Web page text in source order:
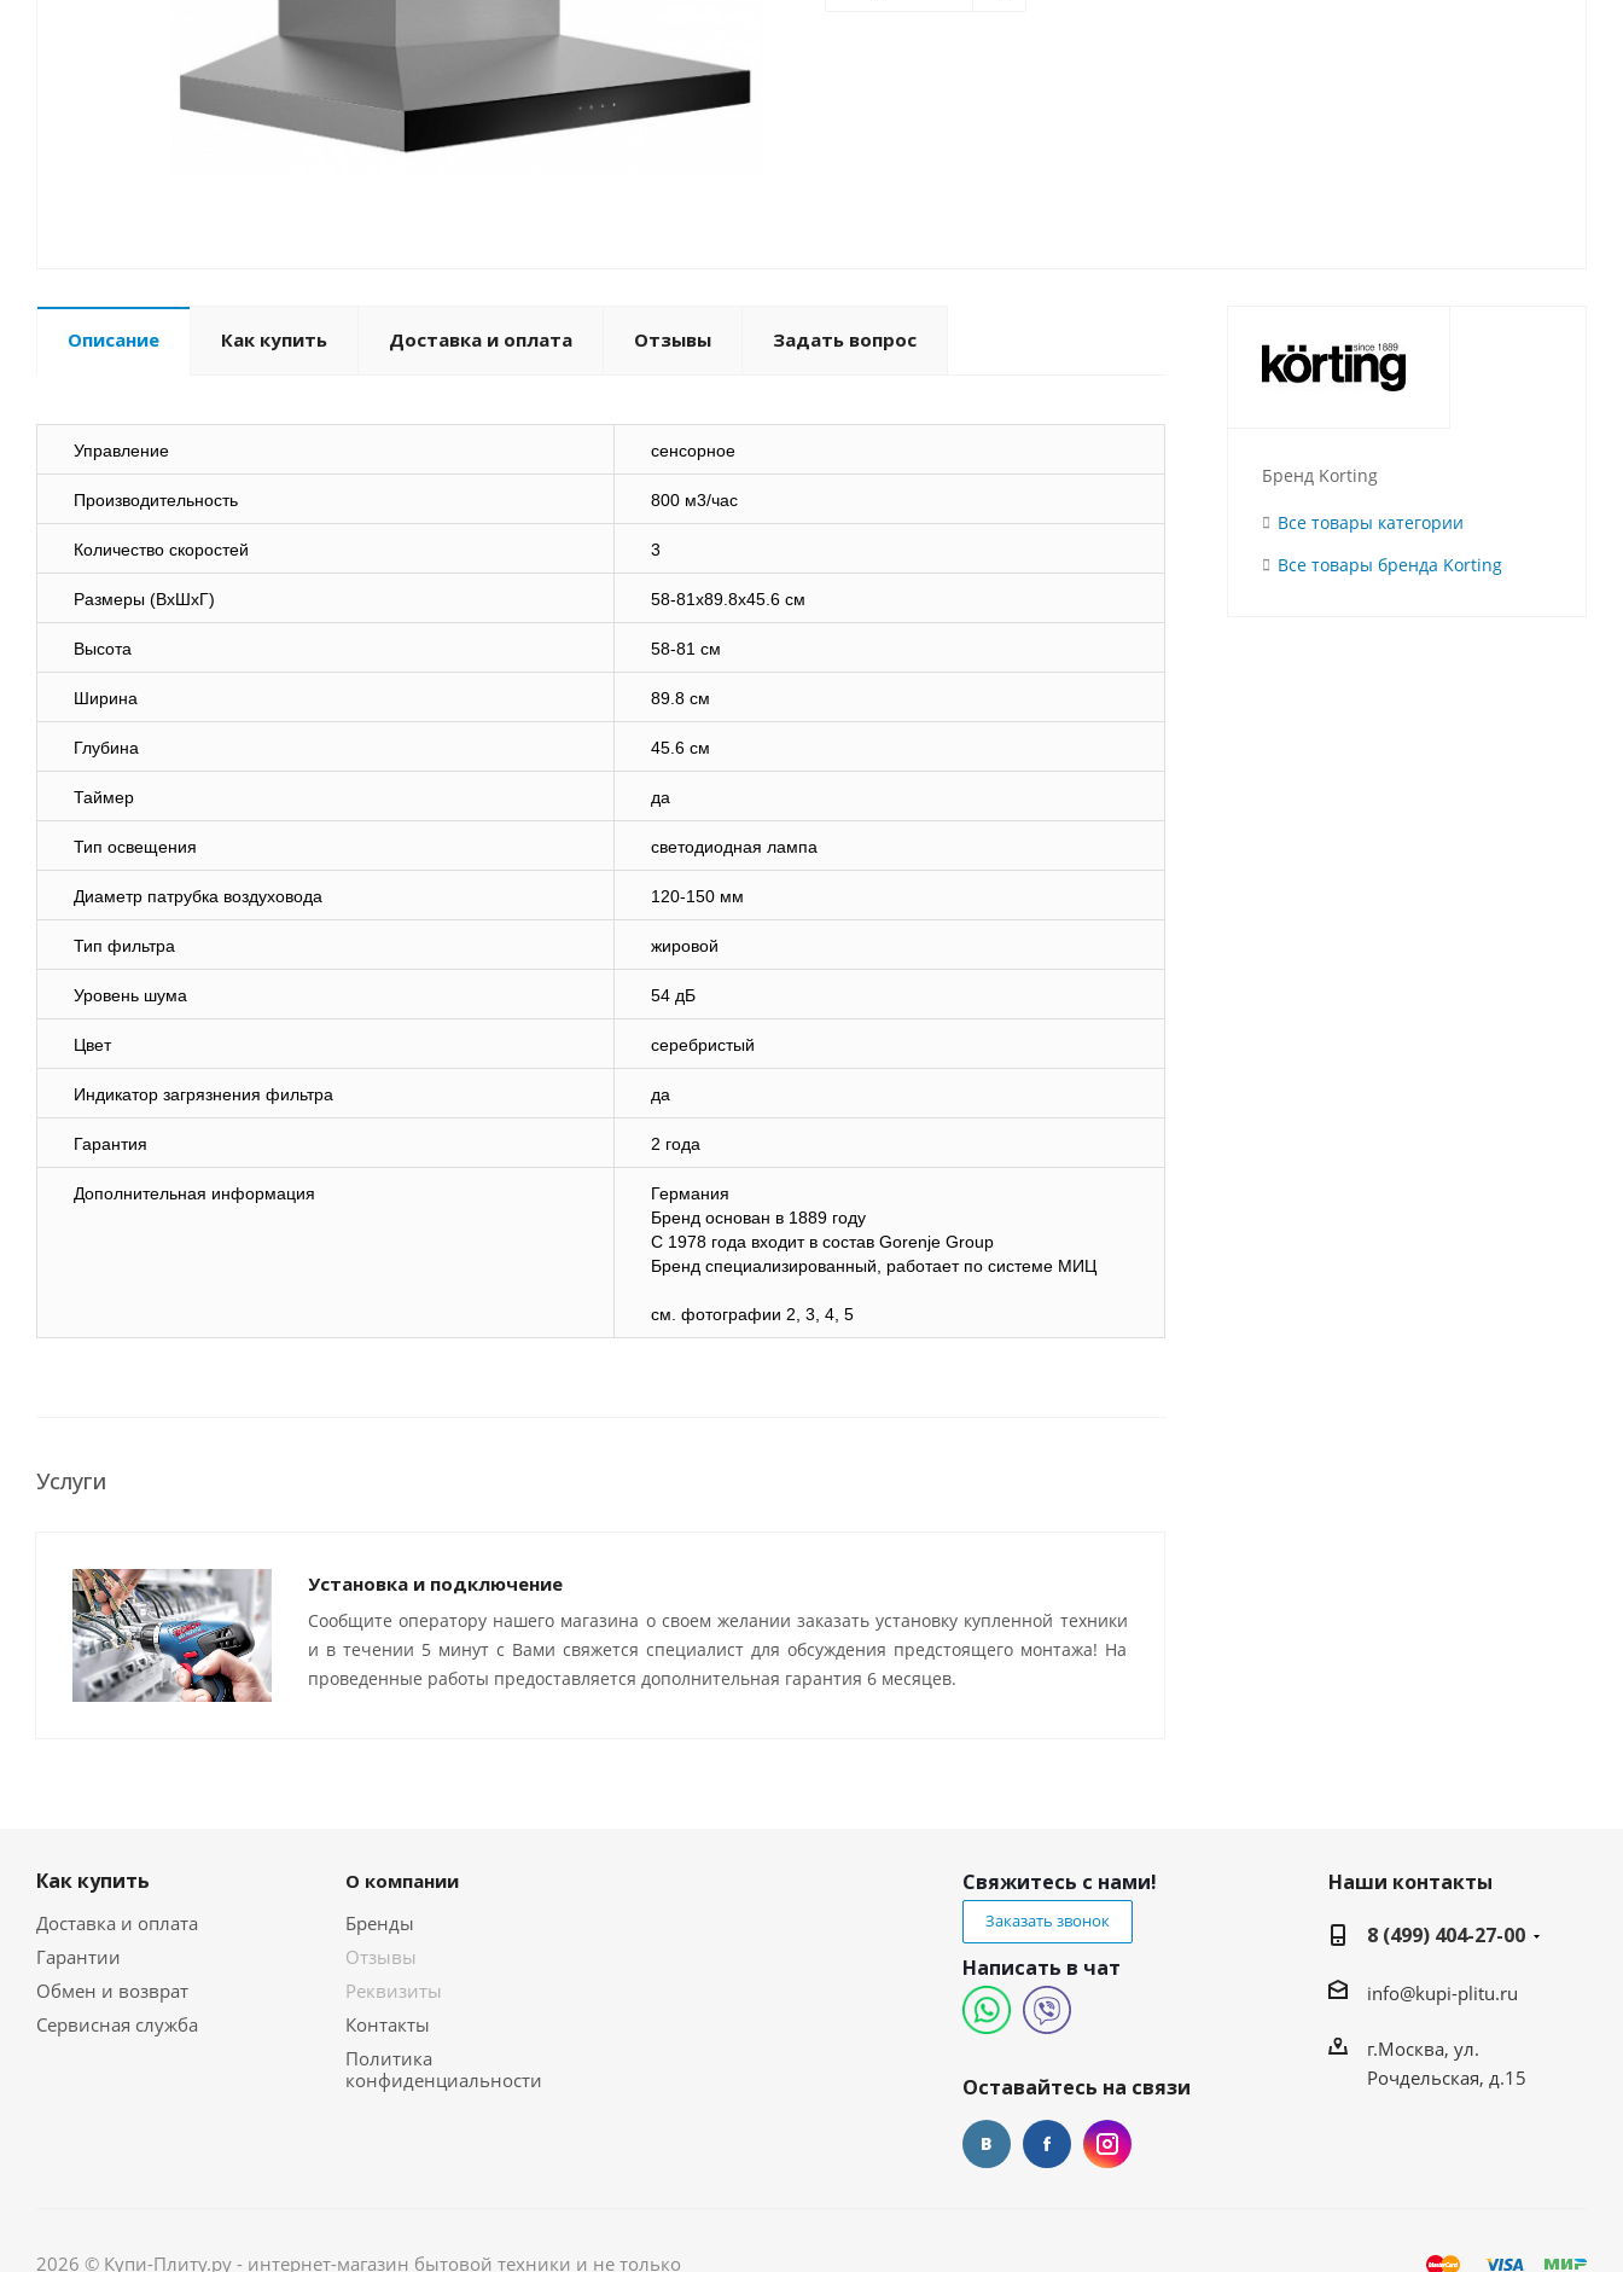
Описание Как купить Доставка и оплата Отзывы Задать вопрос
Управление сенсорное
Производительность 800 м3/час
Количество скоростей 3
Размеры (ВхШхГ) 58-81x89.8x45.6 см
Высота 58-81 см
Ширина 89.8 см
Глубина 45.6 см
Таймер да
Тип освещения светодиодная лампа
Диаметр патрубка воздуховода 120-150 мм
Тип фильтра жировой
Уровень шума 54 дБ
Цвет серебристый
Индикатор загрязнения фильтра да
Гарантия 2 года
Дополнительная информация
Германия
Бренд основан в 1889 году
С 1978 года входит в состав Gorenje Group
Бренд специализированный, работает по системе МИЦ
см. фотографии 2, 3, 4, 5
Услуги
Установка и подключение
Сообщите оператору нашего магазина о своем желании заказать установку купленной техники
и в течении 5 минут с Вами свяжется специалист для обсуждения предстоящего монтажа! На
проведенные работы предоставляется дополнительная гарантия 6 месяцев.
Бренд Korting
Все товары категории
Все товары бренда Korting
Как купить
Доставка и оплата
Гарантии
Обмен и возврат
Сервисная служба
О компании
Бренды
Отзывы
Реквизиты
Контакты
Политика
конфиденциальности
Свяжитесь с нами!
Заказать звонок
Написать в чат
Оставайтесь на связи
Наши контакты
8 (499) 404-27-00
info@kupi-plitu.ru
г.Москва, ул.
Рочдельская, д.15
2026 © Купи-Плиту.ру - интернет-магазин бытовой техники и не только